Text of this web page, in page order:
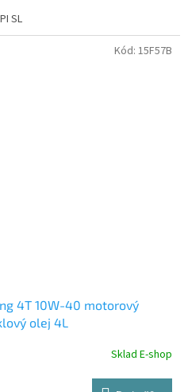
SL
4T 10W-40 motorový
olej 4L
Sklad E-shop
Kód: 15F57B